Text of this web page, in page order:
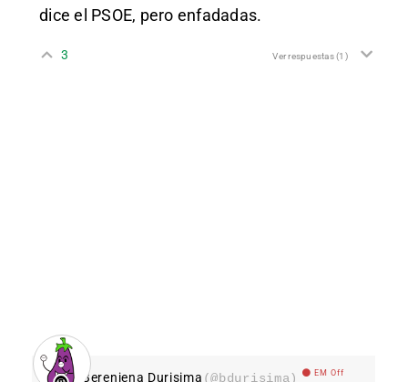
dice el PSOE, pero enfadadas.
3 Ver respuestas(1)
Berenjena Durisima (@bdurisima) EM Off